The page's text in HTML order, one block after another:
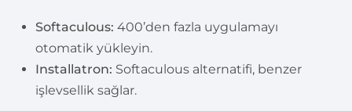
Softaculous: 400’den fazla uygulamayı
otomatik yükleyin.
Installatron: Softaculous alternatifi, benzer
işlevsellik sağlar.